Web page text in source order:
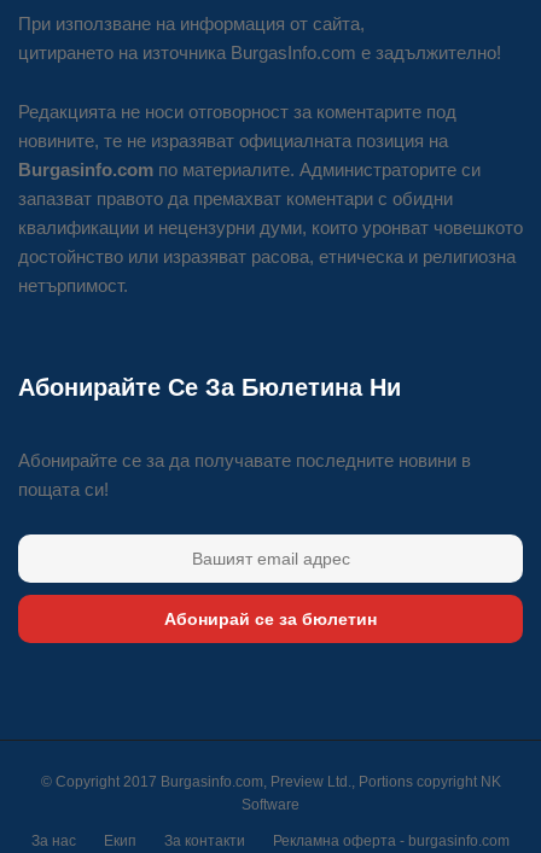
При използване на информация от сайта,
цитирането на източника BurgasInfo.com е задължително!
Редакцията не носи отговорност за коментарите под
новините, те не изразяват официалната позиция на
Burgasinfo.com по материалите. Администраторите си
запазват правото да премахват коментари с обидни
квалификации и нецензурни думи, които уронват човешкото
достойнство или изразяват расова, етническа и религиозна
нетърпимост.
Абонирайте Се За Бюлетина Ни
Абонирайте се за да получавате последните новини в
пощата си!
Абонирай се за бюлетин
© Copyright 2017 Burgasinfo.com, Preview Ltd., Portions copyright NK
Software
За нас Екип За контакти Рекламна оферта - burgasinfo.com